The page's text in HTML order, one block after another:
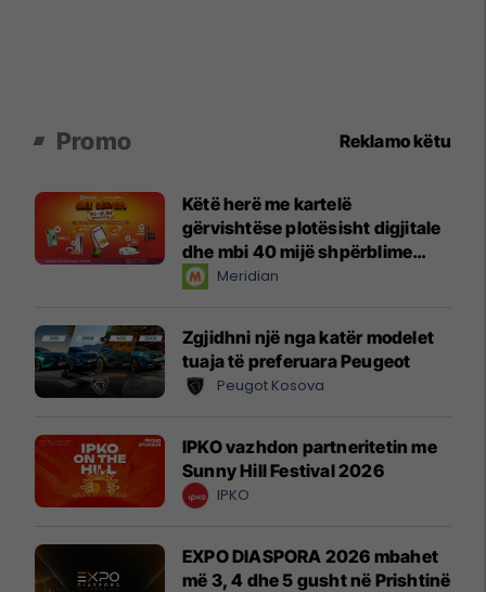
Promo Reklamo këtu
Këtë herë me kartelë
gërvishtëse plotësisht digjitale
dhe mbi 40 mijë shpërblime
instant!Meridian
Zgjidhni një nga katër modelet
tuaja të preferuara Peugeot
Peugot Kosova
IPKO vazhdon partneritetin me
Sunny Hill Festival 2026
IPKO
EXPO DIASPORA 2026 mbahet
më 3, 4 dhe 5 gusht në Prishtinë